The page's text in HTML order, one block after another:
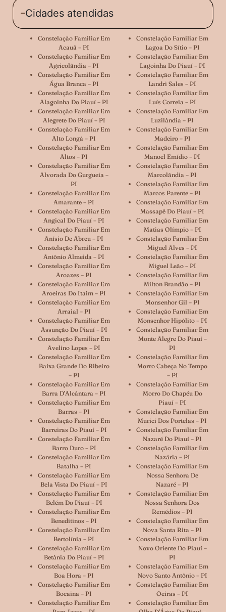
Cidades atendidas
Constelação Familiar Em
Acauã – PI
Constelação Familiar Em
Agricolândia – PI
Constelação Familiar Em
Água Branca – PI
Constelação Familiar Em
Alagoinha Do Piauí – PI
Constelação Familiar Em
Alegrete Do Piauí – PI
Constelação Familiar Em
Alto Longá – PI
Constelação Familiar Em
Altos – PI
Constelação Familiar Em
Alvorada Do Gurgueia –
PI
Constelação Familiar Em
Amarante – PI
Constelação Familiar Em
Angical Do Piauí – PI
Constelação Familiar Em
Anísio De Abreu – PI
Constelação Familiar Em
Antônio Almeida – PI
Constelação Familiar Em
Aroazes – PI
Constelação Familiar Em
Aroeiras Do Itaim – PI
Constelação Familiar Em
Arraial – PI
Constelação Familiar Em
Assunção Do Piauí – PI
Constelação Familiar Em
Avelino Lopes – PI
Constelação Familiar Em
Baixa Grande Do Ribeiro
– PI
Constelação Familiar Em
Barra D’Alcântara – PI
Constelação Familiar Em
Barras – PI
Constelação Familiar Em
Barreiras Do Piauí – PI
Constelação Familiar Em
Barro Duro – PI
Constelação Familiar Em
Batalha – PI
Constelação Familiar Em
Bela Vista Do Piauí – PI
Constelação Familiar Em
Belém Do Piauí – PI
Constelação Familiar Em
Beneditinos – PI
Constelação Familiar Em
Bertolínia – PI
Constelação Familiar Em
Betânia Do Piauí – PI
Constelação Familiar Em
Boa Hora – PI
Constelação Familiar Em
Bocaina – PI
Constelação Familiar Em
Constelação Familiar Em
Lagoa Do Sítio – PI
Constelação Familiar Em
Lagoinha Do Piauí – PI
Constelação Familiar Em
Landri Sales – PI
Constelação Familiar Em
Luís Correia – PI
Constelação Familiar Em
Luzilândia – PI
Constelação Familiar Em
Madeiro – PI
Constelação Familiar Em
Manoel Emídio – PI
Constelação Familiar Em
Marcolândia – PI
Constelação Familiar Em
Marcos Parente – PI
Constelação Familiar Em
Massapê Do Piauí – PI
Constelação Familiar Em
Matias Olímpio – PI
Constelação Familiar Em
Miguel Alves – PI
Constelação Familiar Em
Miguel Leão – PI
Constelação Familiar Em
Milton Brandão – PI
Constelação Familiar Em
Monsenhor Gil – PI
Constelação Familiar Em
Monsenhor Hipólito – PI
Constelação Familiar Em
Monte Alegre Do Piauí –
PI
Constelação Familiar Em
Morro Cabeça No Tempo
– PI
Constelação Familiar Em
Morro Do Chapéu Do
Piauí – PI
Constelação Familiar Em
Murici Dos Portelas – PI
Constelação Familiar Em
Nazaré Do Piauí – PI
Constelação Familiar Em
Nazária – PI
Constelação Familiar Em
Nossa Senhora De
Nazaré – PI
Constelação Familiar Em
Nossa Senhora Dos
Remédios – PI
Constelação Familiar Em
Nova Santa Rita – PI
Constelação Familiar Em
Novo Oriente Do Piauí –
PI
Constelação Familiar Em
Novo Santo Antônio – PI
Constelação Familiar Em
Oeiras – PI
Constelação Familiar Em